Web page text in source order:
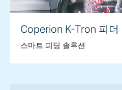
Coperion K-Tron 피더
스마트 피딩 솔루션